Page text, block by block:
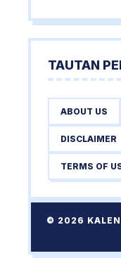
TAUTAN
ABOUT US
DISCLAIMER
TERMS OF
© 2026